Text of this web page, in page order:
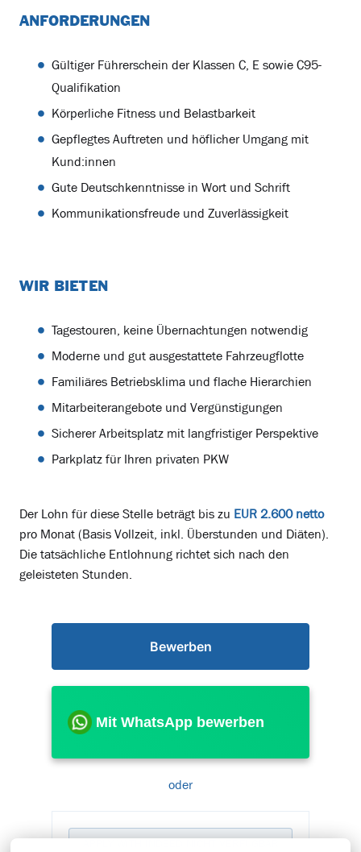
ANFORDERUNGEN
Gültiger Führerschein der Klassen C, E sowie C95-
Qualifikation
Körperliche Fitness und Belastbarkeit
Gepflegtes Auftreten und höflicher Umgang mit
Kund:innen
Gute Deutschkenntnisse in Wort und Schrift
Kommunikationsfreude und Zuverlässigkeit
WIR BIETEN
Tagestouren, keine Übernachtungen notwendig
Moderne und gut ausgestattete Fahrzeugflotte
Familiäres Betriebsklima und flache Hierarchien
Mitarbeiterangebote und Vergünstigungen
Sicherer Arbeitsplatz mit langfristiger Perspektive
Parkplatz für Ihren privaten PKW
Der Lohn für diese Stelle beträgt bis zu EUR 2.600 netto
pro Monat (Basis Vollzeit, inkl. Überstunden und Diäten).
Die tatsächliche Entlohnung richtet sich nach den
geleisteten Stunden.
Bewerben
Mit WhatsApp bewerben
oder
APPLY WITH INDEED NICHT VERFÜGBAR